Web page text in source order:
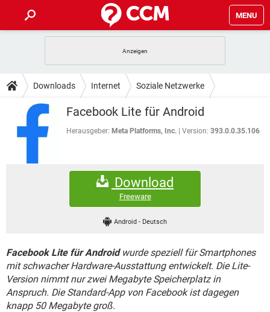
MENU
ANDROID IOS
WINDOWS 10 INSTAGRAM
WHATSAPP TIKTOK
TIPPS & TRICKS
SPIELE
ANDROID
HARDWARE
DOWNLOADS
STREAMING
INSTAGRAM
TIKTOK
FORUM
IOS
INSTAGRAM
TIKTOK
STREAMING
WHATSAPP TIKTOK
FACEBOOK HARDWARE
Downloads Internet Soziale Netzwerke
Facebook Lite für Android
Herausgeber: Meta Platforms, Inc. Version: 393.0.0.35.106
Download
Freeware
Android - Deutsch
Facebook Lite für Androidwurde speziell für Smartphones
mit schwacher Hardware-Ausstattung entwickelt. Die Lite-
Version nimmt nur zwei Megabyte Speicherplatz in
Anspruch. Die Standard-App von Facebook ist dagegen
knapp 50 Megabyte groß.